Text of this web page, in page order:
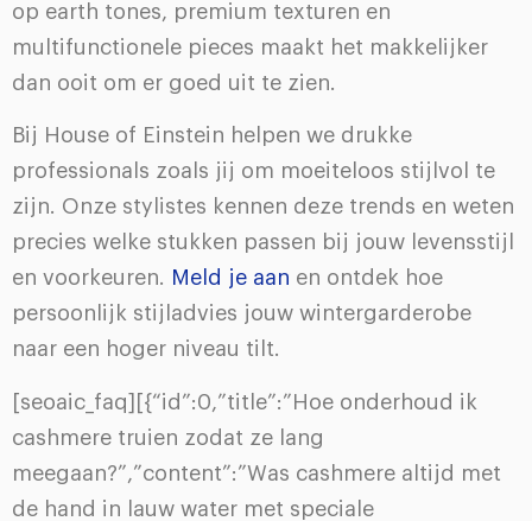
op earth tones, premium texturen en
multifunctionele pieces maakt het makkelijker
dan ooit om er goed uit te zien.
Bij House of Einstein helpen we drukke
professionals zoals jij om moeiteloos stijlvol te
zijn. Onze stylistes kennen deze trends en weten
precies welke stukken passen bij jouw levensstijl
en voorkeuren. Meld je aan en ontdek hoe
persoonlijk stijladvies jouw wintergarderobe
naar een hoger niveau tilt.
[seoaic_faq][{“id”:0,”title”:”Hoe onderhoud ik
cashmere truien zodat ze lang
meegaan?”,”content”:”Was cashmere altijd met
de hand in lauw water met speciale